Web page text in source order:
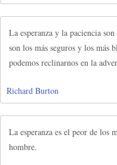
La esperanza y la paciencia
son los más seguros y los más
podemos reclinarnos en la
Richard Burton
La esperanza es el peor de los
hombre.